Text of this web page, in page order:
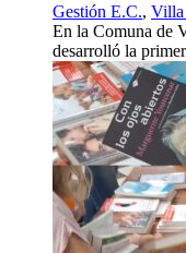
Gestión E.C., Villa
En la Comuna de
desarrolló la